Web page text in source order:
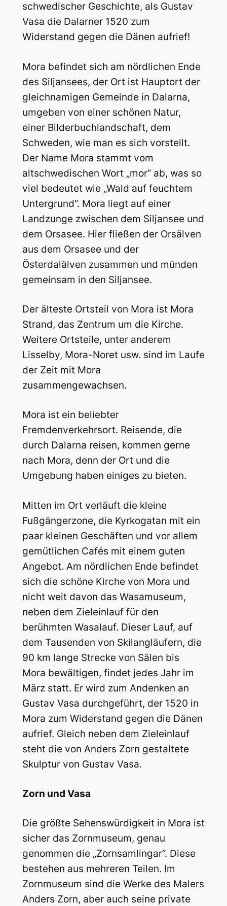
schwedischer Geschichte, als Gustav
Vasa die Dalarner 1520 zum
Widerstand gegen die Dänen aufrief!
Mora befindet sich am nördlichen Ende
des Siljansees, der Ort ist Hauptort der
gleichnamigen Gemeinde in Dalarna,
umgeben von einer schönen Natur,
einer Bilderbuchlandschaft, dem
Schweden, wie man es sich vorstellt.
Der Name Mora stammt vom
altschwedischen Wort „mor“ ab, was so
viel bedeutet wie „Wald auf feuchtem
Untergrund“. Mora liegt auf einer
Landzunge zwischen dem Siljansee und
dem Orsasee. Hier fließen der Orsälven
aus dem Orsasee und der
Österdalälven zusammen und münden
gemeinsam in den Siljansee.
Der älteste Ortsteil von Mora ist Mora
Strand, das Zentrum um die Kirche.
Weitere Ortsteile, unter anderem
Lisselby, Mora-Noret usw. sind im Laufe
der Zeit mit Mora
zusammengewachsen.
Mora ist ein beliebter
Fremdenverkehrsort. Reisende, die
durch Dalarna reisen, kommen gerne
nach Mora, denn der Ort und die
Umgebung haben einiges zu bieten.
Mitten im Ort verläuft die kleine
Fußgängerzone, die Kyrkogatan mit ein
paar kleinen Geschäften und vor allem
gemütlichen Cafés mit einem guten
Angebot. Am nördlichen Ende befindet
sich die schöne Kirche von Mora und
nicht weit davon das Wasamuseum,
neben dem Zieleinlauf für den
berühmten Wasalauf. Dieser Lauf, auf
dem Tausenden von Skilangläufern, die
90 km lange Strecke von Sälen bis
Mora bewältigen, findet jedes Jahr im
März statt. Er wird zum Andenken an
Gustav Vasa durchgeführt, der 1520 in
Mora zum Widerstand gegen die Dänen
aufrief. Gleich neben dem Zieleinlauf
steht die von Anders Zorn gestaltete
Skulptur von Gustav Vasa.
Zorn und Vasa
Die größte Sehenswürdigkeit in Mora ist
sicher das Zornmuseum, genau
genommen die „Zornsamlingar“. Diese
bestehen aus mehreren Teilen. Im
Zornmuseum sind die Werke des Malers
Anders Zorn, aber auch seine private